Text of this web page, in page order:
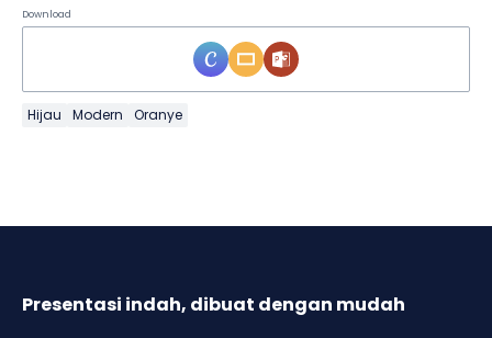
Download
Hijau Modern Oranye
Presentasi indah, dibuat dengan mudah